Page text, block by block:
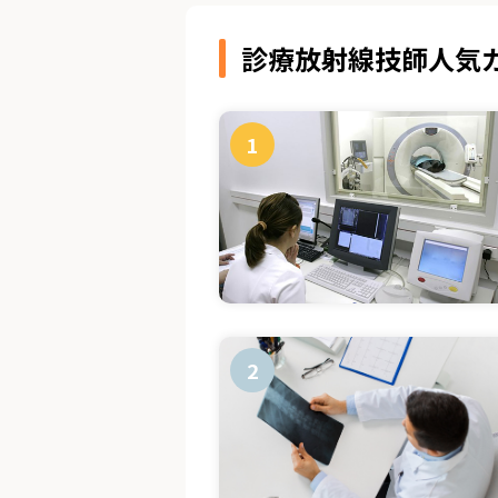
診療放射線技師人気